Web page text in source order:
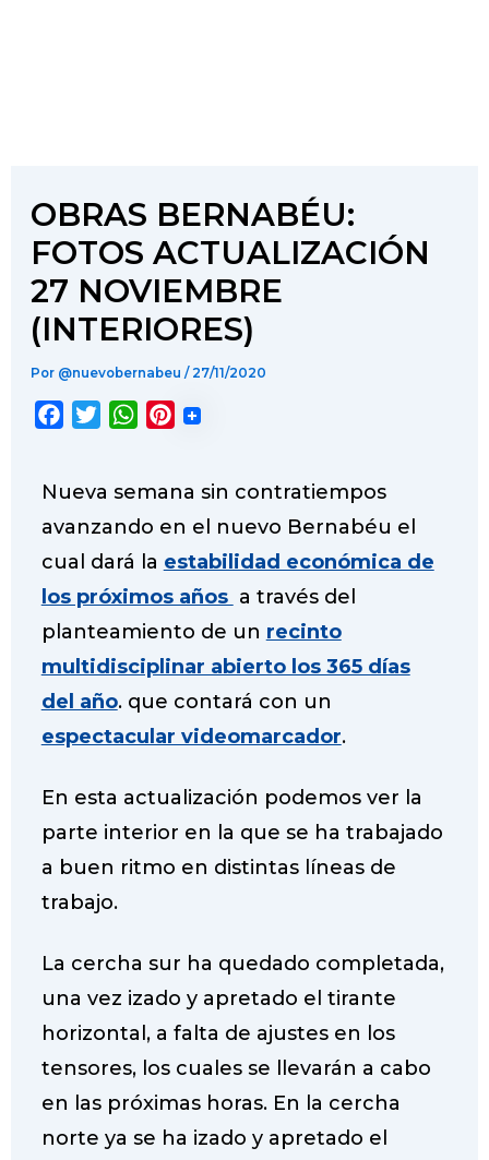
OBRAS BERNABÉU:
FOTOS ACTUALIZACIÓN
27 NOVIEMBRE
(INTERIORES)
Por @nuevobernabeu / 27/11/2020
e
b
o
t
t
e
r
W
t
s
A
P
t
e
r
t
Nueva semana sin contratiempos
avanzando en el nuevo Bernabéu el
cual dará la estabilidad económica de
los próximos años a través del
planteamiento de un recinto
multidisciplinar abierto los 365 días
del año. que contará con un
espectacular videomarcador.
En esta actualización podemos ver la
parte interior en la que se ha trabajado
a buen ritmo en distintas líneas de
trabajo.
La cercha sur ha quedado completada,
una vez izado y apretado el tirante
horizontal, a falta de ajustes en los
tensores, los cuales se llevarán a cabo
en las próximas horas. En la cercha
norte ya se ha izado y apretado el